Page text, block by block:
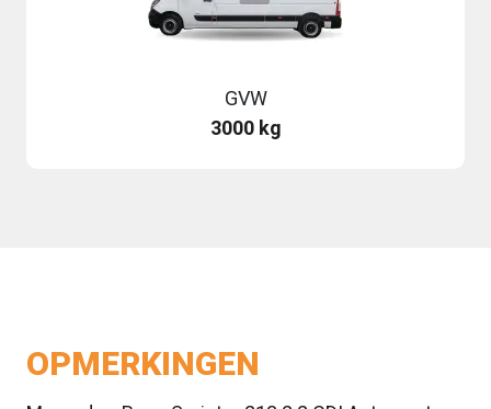
GVW
3000 kg
OPMERKINGEN